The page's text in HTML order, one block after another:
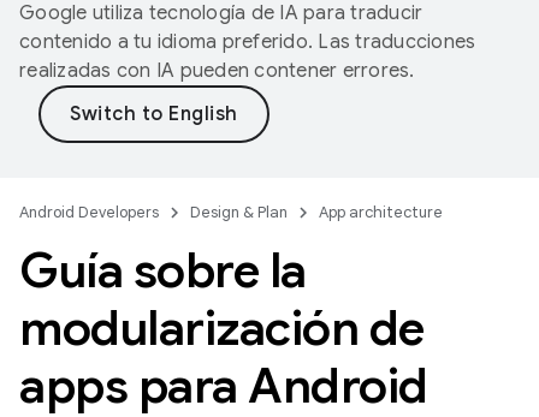
Google utiliza tecnología de IA para traducir
contenido a tu idioma preferido. Las traducciones
realizadas con IA pueden contener errores.
Android Developers Design & Plan App architecture
Guía sobre la
modularización de
apps para Android